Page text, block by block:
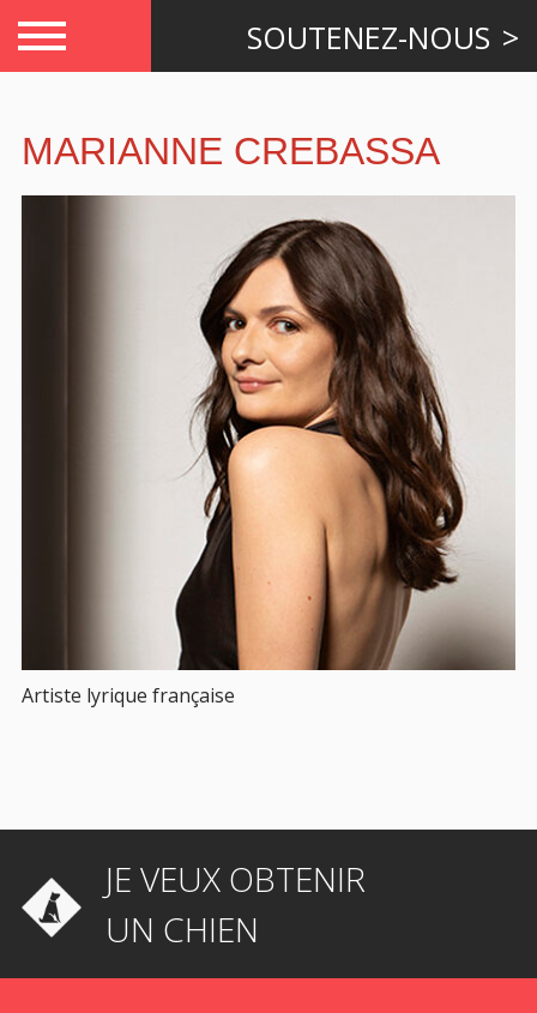
SOUTENEZ-NOUS
MARIANNE CREBASSA
Artiste lyrique française
JE VEUX OBTENIR
UN CHIEN